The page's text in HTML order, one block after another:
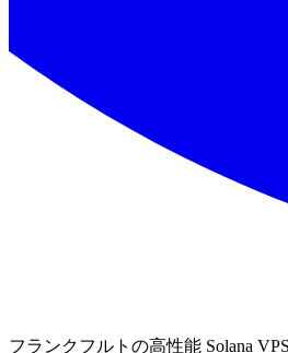
フランクフルトの高性能 Solana